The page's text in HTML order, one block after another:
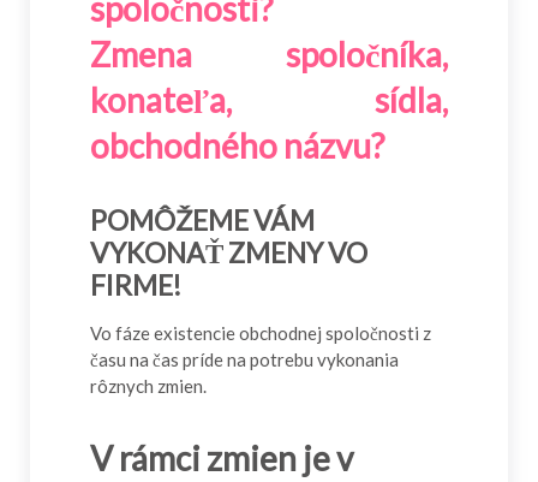
spoločnosti?
Zmena spoločníka,
konateľa, sídla,
obchodného názvu?
POMÔŽEME VÁM
VYKONAŤ ZMENY VO
FIRME!
Vo fáze existencie obchodnej spoločnosti z
času na čas príde na potrebu vykonania
rôznych zmien.
V rámci zmien je v